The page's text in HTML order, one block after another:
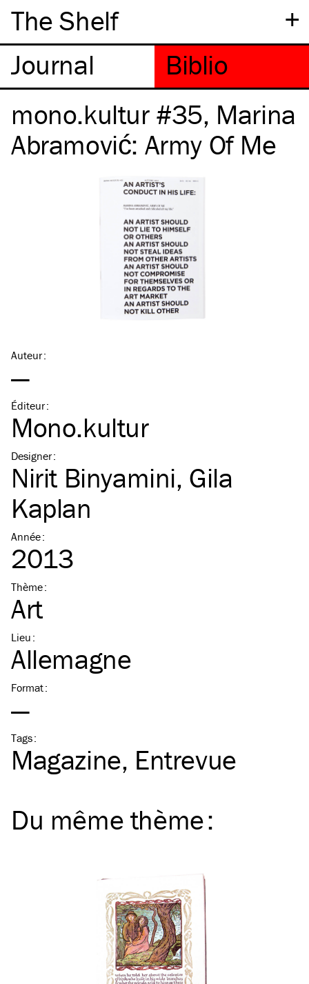
+
The Shelf
mono.kultur #35, Marina
Abramović: Army Of Me
Auteur:
—
Éditeur:
Mono.kultur
Designer:
Nirit Binyamini, Gila
Kaplan
Année:
2013
Thème:
Art
Lieu :
Allemagne
Format:
—
Tags:
Magazine Entrevue
Du même thème: